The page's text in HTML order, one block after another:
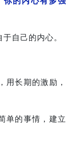
自己的内心。
用长期的激励，
单的事情，建立